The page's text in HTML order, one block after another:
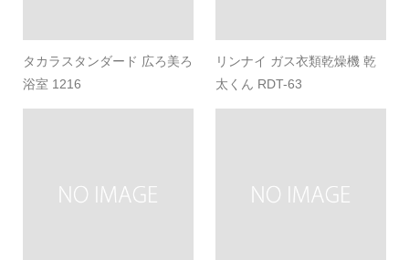
タカラスタンダード 広ろ美ろ
浴室 1216
リンナイ ガス衣類乾燥機 乾
太くん RDT-63